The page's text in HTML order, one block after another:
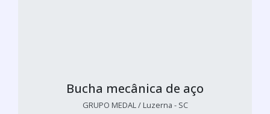
Bucha mecânica de aço
GRUPO MEDAL / Luzerna - SC